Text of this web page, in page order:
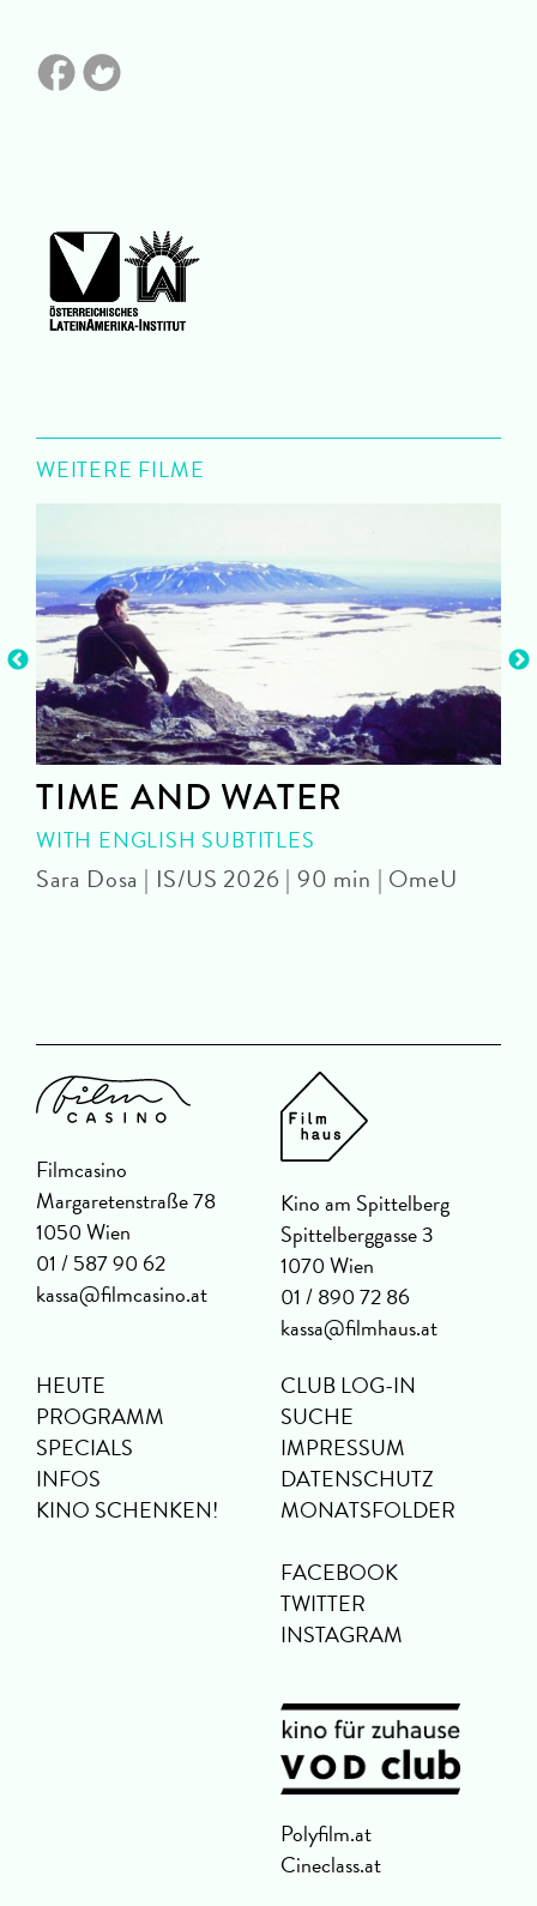
WEITERE FILME
TIME AND WATER
WITH ENGLISH SUBTITLES
Sara Dosa | IS/US 2026 | 90 min | OmeU
Filmcasino
Margaretenstraße 78
1050 Wien
01 / 587 90 62
kassa@filmcasino.at
Kino am Spittelberg
Spittelberggasse 3
1070 Wien
01 / 890 72 86
kassa@filmhaus.at
HEUTE
PROGRAMM
SPECIALS
INFOS
KINO SCHENKEN!
CLUB LOG-IN
SUCHE
IMPRESSUM
DATENSCHUTZ
MONATSFOLDER
FACEBOOK
TWITTER
INSTAGRAM
Polyfilm.at
Cineclass.at